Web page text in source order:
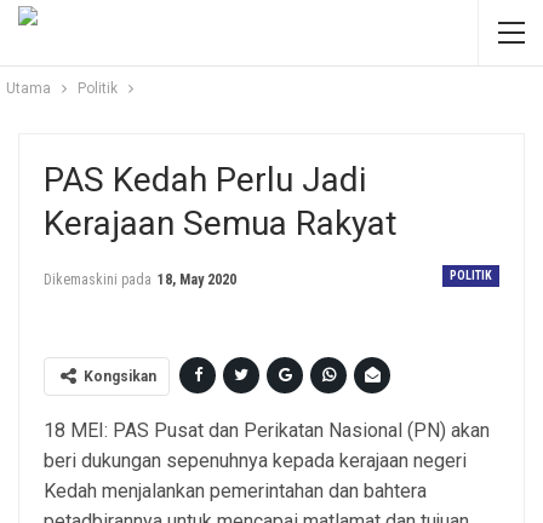
Utama Politik
PAS Kedah Perlu Jadi
Kerajaan Semua Rakyat
POLITIK
Dikemaskini pada 18, May 2020
Kongsikan
18 MEI: PAS Pusat dan Perikatan Nasional (PN) akan
beri dukungan sepenuhnya kepada kerajaan negeri
Kedah menjalankan pemerintahan dan bahtera